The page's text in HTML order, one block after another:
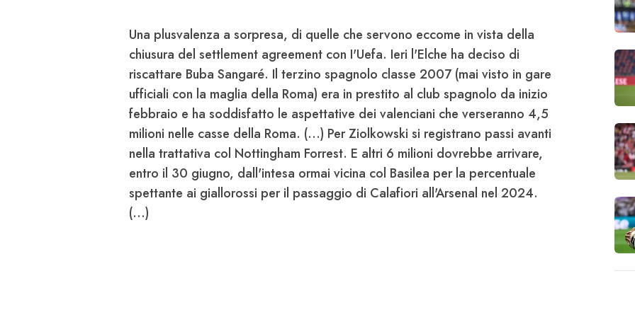
Una plusvalenza a sorpresa, di quelle che servono eccome in vista della
chiusura del settlement agreement con I'Uefa. Ieri l'Elche ha deciso di
riscattare Buba Sangaré. Il terzino spagnolo classe 2007 (mai visto in gare
ufficiali con la maglia della Roma) era in prestito al club spagnolo da inizio
febbraio e ha soddisfatto le aspettative dei valenciani che verseranno 4,5
milioni nelle casse della Roma. (...) PerZiolkowski si registrano passi avanti
nella trattativa col Nottingham Forrest. E altri 6 milioni dovrebbe arrivare,
entro il 30 giugno, dall'intesa ormai vicina col Basilea per la percentuale
spettante ai giallorossi per il passaggio di Calafiori all'Arsenal nel 2024.
(...)